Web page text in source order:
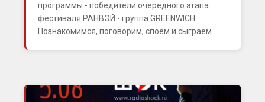
программы - победители очередного этапа
фестиваля РАНВЭЙ - группа GREENWICH.
Познакомимся, поговорим, споём и сыграем ...